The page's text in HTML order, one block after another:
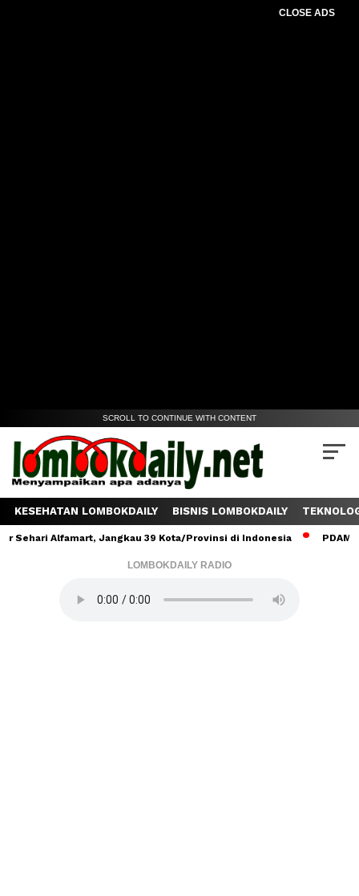
CLOSE ADS
SCROLL TO CONTINUE WITH CONTENT
KESEHATAN LOMBOKDAILY BISNIS LOMBOKDAILY
Alfamart, Jangkau 39 Kota/Provinsi di Indonesia PDAM
LOMBOKDAILY RADIO